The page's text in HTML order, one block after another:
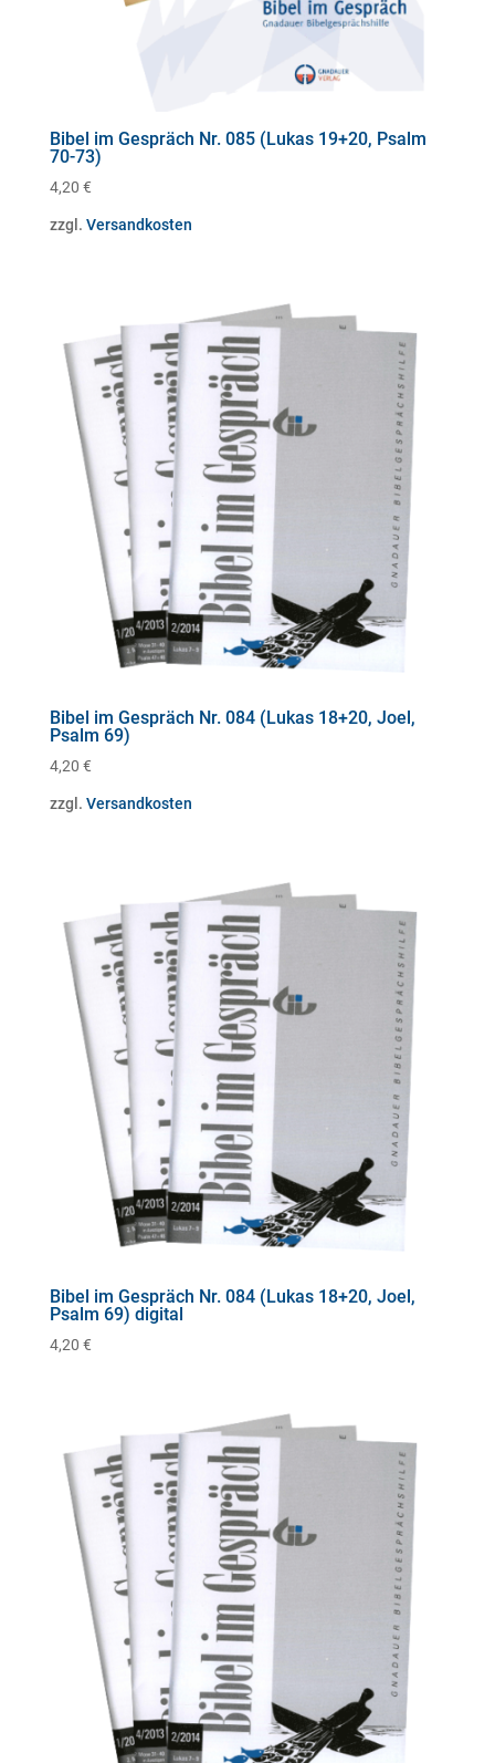
Bibel im Gespräch Nr. 085 (Lukas 19+20, Psalm
70-73)
4,20 €
zzgl. Versandkosten
Bibel im Gespräch Nr. 084 (Lukas 18+20, Joel,
Psalm 69)
4,20 €
zzgl. Versandkosten
Bibel im Gespräch Nr. 084 (Lukas 18+20, Joel,
Psalm 69) digital
4,20 €